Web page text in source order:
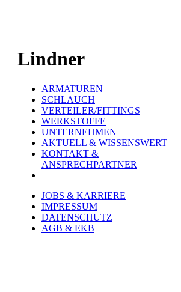
Lindner
ARMATUREN
SCHLAUCH
VERTEILER/FITTINGS
WERKSTOFFE
UNTERNEHMEN
AKTUELL & WISSENSWERT
KONTAKT &
ANSPRECHPARTNER
JOBS & KARRIERE
IMPRESSUM
DATENSCHUTZ
AGB & EKB